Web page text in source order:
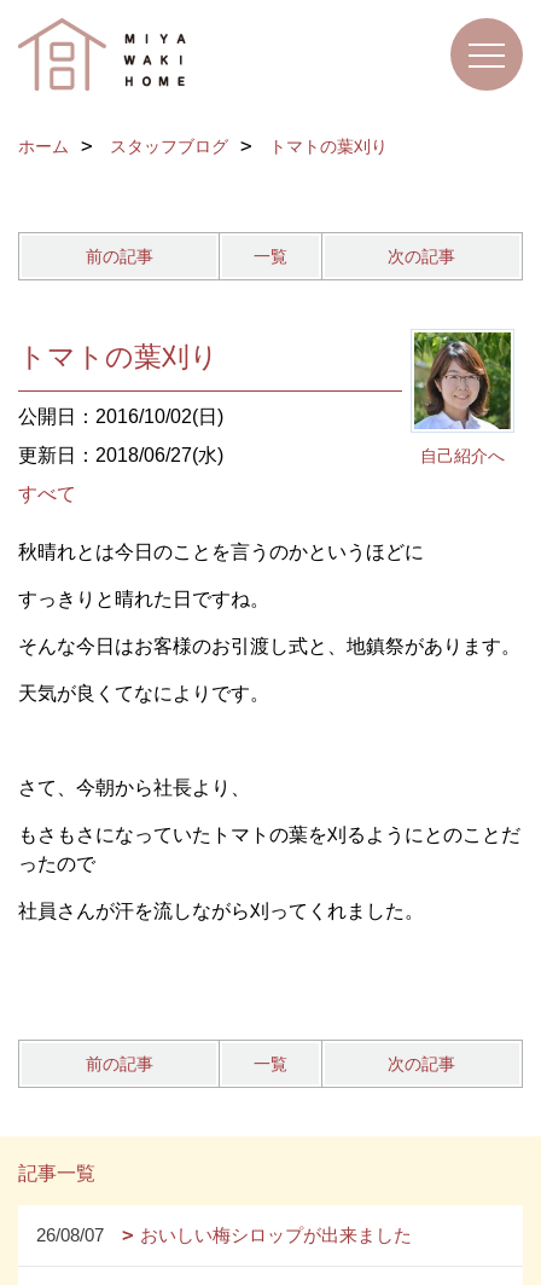
ホーム スタッフブログ トマトの葉刈り
前の記事 一覧 次の記事
自己紹介へ
トマトの葉刈り
公開日：2016/10/02(日)
更新日：2018/06/27(水)
すべて
秋晴れとは今日のことを言うのかというほどに
すっきりと晴れた日ですね。
そんな今日はお客様のお引渡し式と、地鎮祭があります。
天気が良くてなによりです。
さて、今朝から社長より、
もさもさになっていたトマトの葉を刈るようにとのことだ
ったので
社員さんが汗を流しながら刈ってくれました。
前の記事 一覧 次の記事
記事一覧
26/08/07 おいしい梅シロップが出来ました